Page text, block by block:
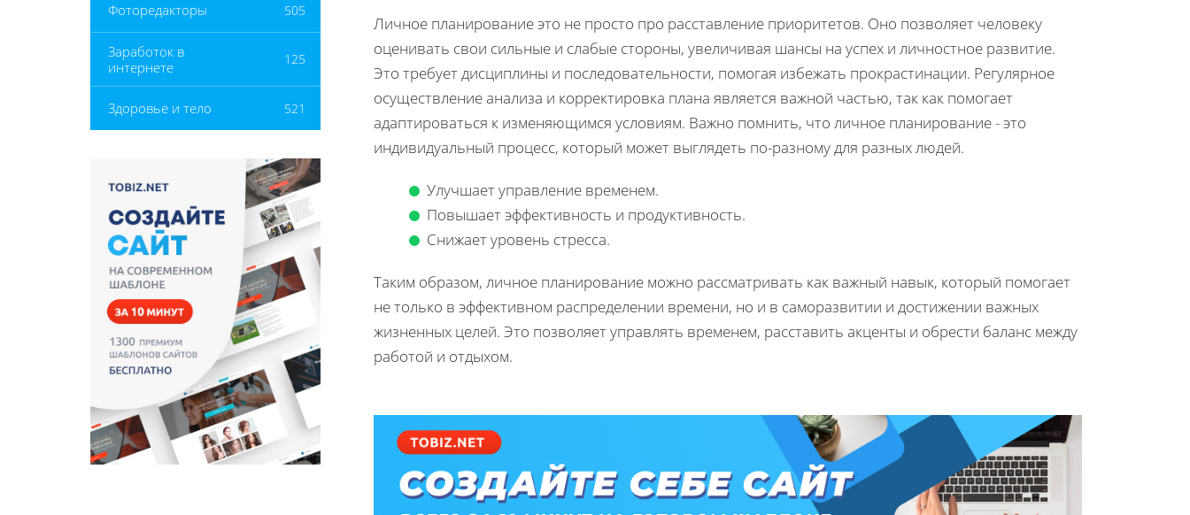
Фоторедакторы 505
Заработок в
интернете
125
Здоровье и тело 521
Личное планирование это не просто про расставление приоритетов. Оно позволяет человеку
оценивать свои сильные и слабые стороны, увеличивая шансы на успех и личностное развитие.
Это требует дисциплины и последовательности, помогая избежать прокрастинации. Регулярное
осуществление анализа и корректировка плана является важной частью, так как помогает
адаптироваться к изменяющимся условиям. Важно помнить, что личное планирование - это
индивидуальный процесс, который может выглядеть по-разному для разных людей.
Улучшает управление временем.
Повышает эффективность и продуктивность.
Снижает уровень стресса.
Таким образом, личное планирование можно рассматривать как важный навык, который помогает
не только в эффективном распределении времени, но и в саморазвитии и достижении важных
жизненных целей. Это позволяет управлять временем, расставить акценты и обрести баланс между
работой и отдыхом.